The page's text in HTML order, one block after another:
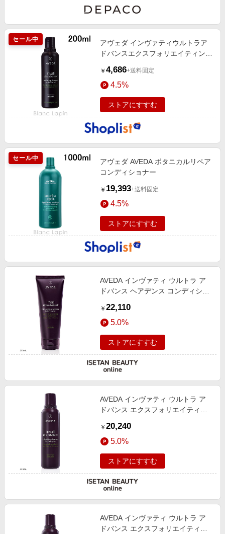
セール中
アヴェダ インヴァティウルトラア
ドバンスエクスフォリエイティング
￥ 4,686+送料固定
4.5%
ストアにすすむ
セール中
アヴェダ AVEDA ボタニカルリペア
コンディショナー
￥ 19,393+送料固定
4.5%
ストアにすすむ
AVEDA インヴァティ ウルトラ ア
ドバンス ヘアデンス コンディショ
￥ 22,110
5.0%
ストアにすすむ
AVEDA インヴァティ ウルトラ ア
ドバンス エクスフォリエイティン
￥ 20,240
5.0%
ストアにすすむ
AVEDA インヴァティ ウルトラ ア
ドバンス エクスフォリエイティン